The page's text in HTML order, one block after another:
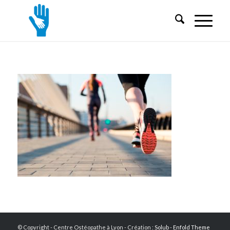
© Copyright - Centre Ostéopathe à Lyon - Création : Solub- Enfold Theme